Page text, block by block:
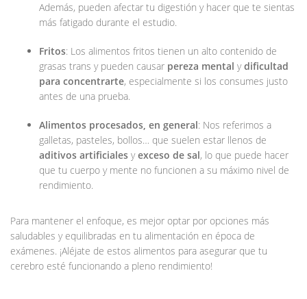
Además, pueden afectar tu digestión y hacer que te sientas
más fatigado durante el estudio.
Fritos: Los alimentos fritos tienen un alto contenido de
grasas trans y pueden causar pereza mental ydificultad
para concentrarte, especialmente si los consumes justo
antes de una prueba.
Alimentos procesados, en general: Nos referimos a
galletas, pasteles, bollos… que suelen estar llenos de
aditivos artificiales yexceso de sal, lo que puede hacer
que tu cuerpo y mente no funcionen a su máximo nivel de
rendimiento.
Para mantener el enfoque, es mejor optar por opciones más
saludables y equilibradas en tu alimentación en época de
exámenes. ¡Aléjate de estos alimentos para asegurar que tu
cerebro esté funcionando a pleno rendimiento!